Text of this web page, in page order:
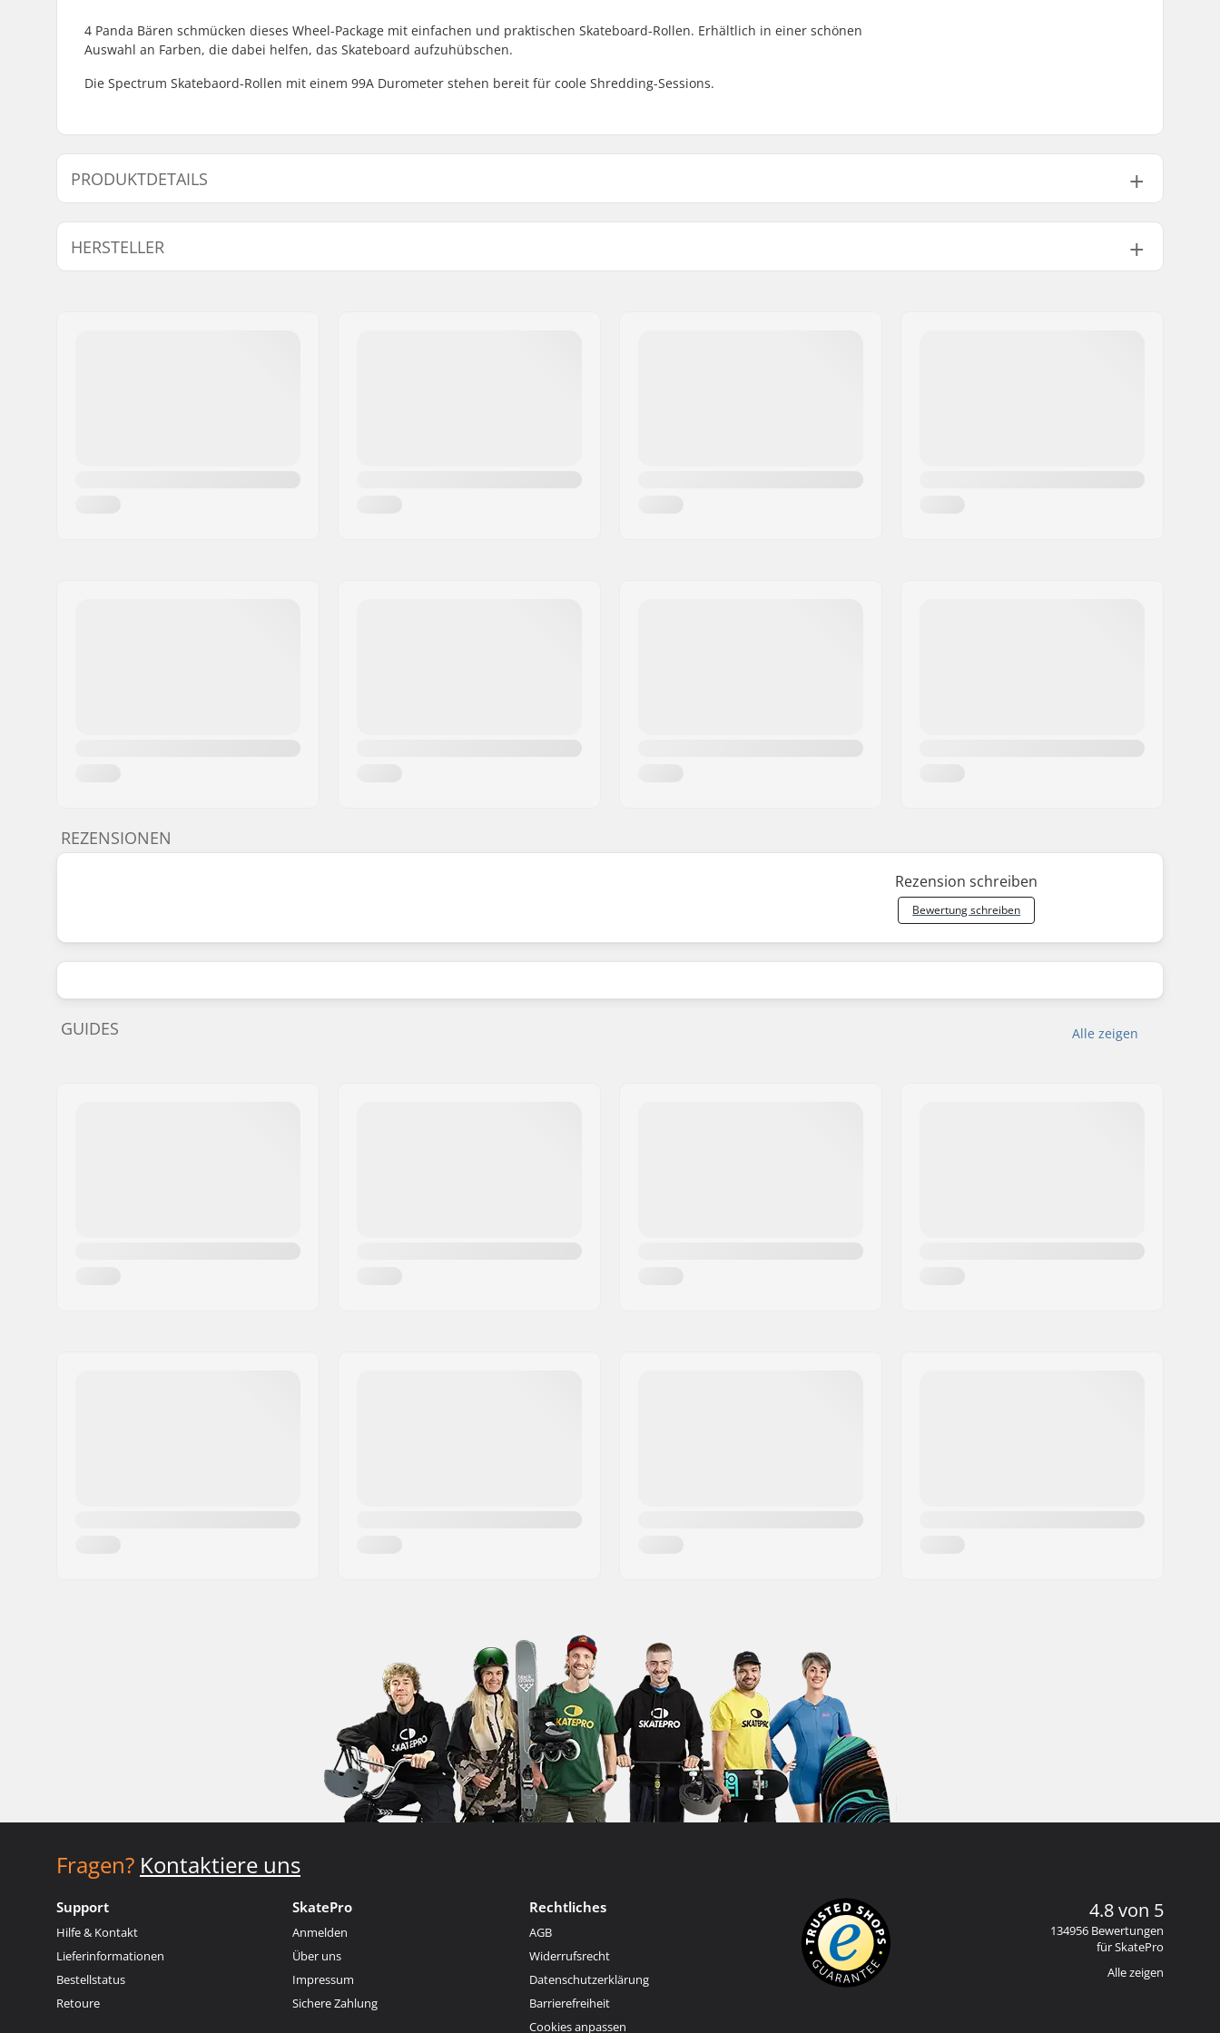
4 Panda Bären schmücken dieses Wheel-Package mit einfachen und praktischen Skateboard-Rollen. Erhältlich in einer schönen
Auswahl an Farben, die dabei helfen, das Skateboard aufzuhübschen.
Die Spectrum Skatebaord-Rollen mit einem 99A Durometer stehen bereit für coole Shredding-Sessions.
PRODUKTDETAILS
Rollendurchmesser:
52mm
Rollenhärte:
Rollenmaterial:
PU gegossen
HERSTELLER
REZENSIONEN
Rezension schreiben
Bewertung schreiben
Alle zeigen
GUIDES
Fragen? Kontaktiere uns
Support
Hilfe & Kontakt
Lieferinformationen
Bestellstatus
Retoure
SkatePro
Anmelden
Über uns
Impressum
Sichere Zahlung
Rechtliches
AGB
Widerrufsrecht
Datenschutzerklärung
Barrierefreiheit
Cookies anpassen
4.8 von 5
134956 Bewertungen
für SkatePro
Alle zeigen